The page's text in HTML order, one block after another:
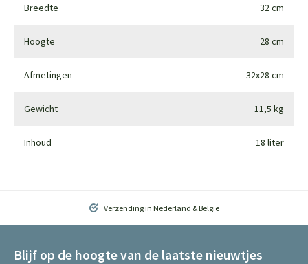
Breedte 32 cm
Hoogte 28 cm
Afmetingen 32x28 cm
Gewicht 11,5 kg
Inhoud 18 liter
Verzending in Nederland & België
Blijf op de hoogte van de laatste nieuwtjes